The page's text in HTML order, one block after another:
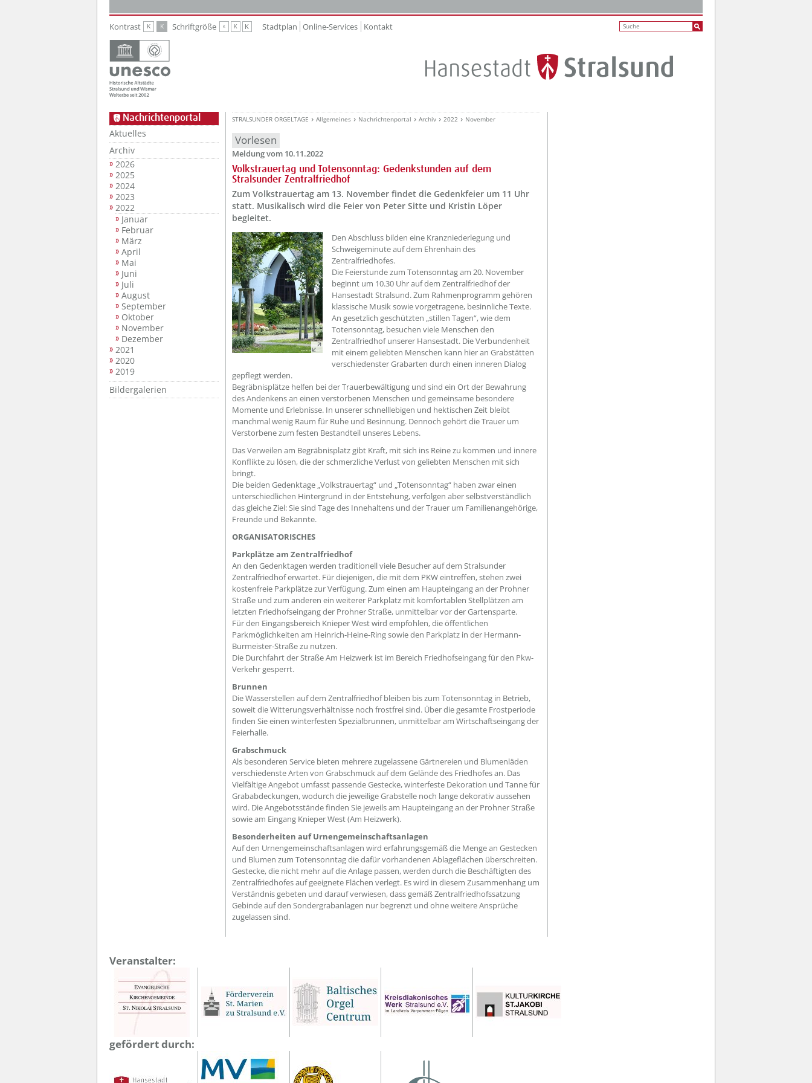
Kontrast K K Schriftgröße K K K Stadtplan Online-Services Kontakt
Nachrichtenportal
Aktuelles
Archiv
2026
2025
2024
2023
2022
Januar
Februar
März
April
Mai
Juni
Juli
August
September
Oktober
November
Dezember
2021
2020
2019
Bildergalerien
STRALSUNDER ORGELTAGE Allgemeines Nachrichtenportal Archiv 2022 November
Vorlesen
Meldung vom 10.11.2022
Volkstrauertag und Totensonntag: Gedenkstunden auf dem
Stralsunder Zentralfriedhof
Zum Volkstrauertag am 13. November findet die Gedenkfeier um 11 Uhr
statt. Musikalisch wird die Feier von Peter Sitte und Kristin Löper
begleitet.
??? absaetzeOben[1]/titel ???
Den Abschluss bilden eine Kranzniederlegung und
Schweigeminute auf dem Ehrenhain des
Zentralfriedhofes.
Die Feierstunde zum Totensonntag am 20. November
beginnt um 10.30 Uhr auf dem Zentralfriedhof der
Hansestadt Stralsund. Zum Rahmenprogramm gehören
klassische Musik sowie vorgetragene, besinnliche Texte.
An gesetzlich geschützten „stillen Tagen“, wie dem
Totensonntag, besuchen viele Menschen den
Zentralfriedhof unserer Hansestadt. Die Verbundenheit
mit einem geliebten Menschen kann hier an Grabstätten
verschiedenster Grabarten durch einen inneren Dialog
gepflegt werden.
Begräbnisplätze helfen bei der Trauerbewältigung und sind ein Ort der Bewahrung
des Andenkens an einen verstorbenen Menschen und gemeinsame besondere
Momente und Erlebnisse. In unserer schnelllebigen und hektischen Zeit bleibt
manchmal wenig Raum für Ruhe und Besinnung. Dennoch gehört die Trauer um
Verstorbene zum festen Bestandteil unseres Lebens.
Das Verweilen am Begräbnisplatz gibt Kraft, mit sich ins Reine zu kommen und innere
Konflikte zu lösen, die der schmerzliche Verlust von geliebten Menschen mit sich
bringt.
Die beiden Gedenktage „Volkstrauertag“ und „Totensonntag“ haben zwar einen
unterschiedlichen Hintergrund in der Entstehung, verfolgen aber selbstverständlich
das gleiche Ziel: Sie sind Tage des Innehaltens und der Trauer um Familienangehörige,
Freunde und Bekannte.
ORGANISATORISCHES
Parkplätze am Zentralfriedhof
An den Gedenktagen werden traditionell viele Besucher auf dem Stralsunder
Zentralfriedhof erwartet. Für diejenigen, die mit dem PKW eintreffen, stehen zwei
kostenfreie Parkplätze zur Verfügung. Zum einen am Haupteingang an der Prohner
Straße und zum anderen ein weiterer Parkplatz mit komfortablen Stellplätzen am
letzten Friedhofseingang der Prohner Straße, unmittelbar vor der Gartensparte.
Für den Eingangsbereich Knieper West wird empfohlen, die öffentlichen
Parkmöglichkeiten am Heinrich-Heine-Ring sowie den Parkplatz in der Hermann-
Burmeister-Straße zu nutzen.
Die Durchfahrt der Straße Am Heizwerk ist im Bereich Friedhofseingang für den Pkw-
Verkehr gesperrt.
Brunnen
Die Wasserstellen auf dem Zentralfriedhof bleiben bis zum Totensonntag in Betrieb,
soweit die Witterungsverhältnisse noch frostfrei sind. Über die gesamte Frostperiode
finden Sie einen winterfesten Spezialbrunnen, unmittelbar am Wirtschaftseingang der
Feierhalle.
Grabschmuck
Als besonderen Service bieten mehrere zugelassene Gärtnereien und Blumenläden
verschiedenste Arten von Grabschmuck auf dem Gelände des Friedhofes an. Das
Vielfältige Angebot umfasst passende Gestecke, winterfeste Dekoration und Tanne für
Grababdeckungen, wodurch die jeweilige Grabstelle noch lange dekorativ aussehen
wird. Die Angebotsstände finden Sie jeweils am Haupteingang an der Prohner Straße
sowie am Eingang Knieper West (Am Heizwerk).
Besonderheiten auf Urnengemeinschaftsanlagen
Auf den Urnengemeinschaftsanlagen wird erfahrungsgemäß die Menge an Gestecken
und Blumen zum Totensonntag die dafür vorhandenen Ablageflächen überschreiten.
Gestecke, die nicht mehr auf die Anlage passen, werden durch die Beschäftigten des
Zentralfriedhofes auf geeignete Flächen verlegt. Es wird in diesem Zusammenhang um
Verständnis gebeten und darauf verwiesen, dass gemäß Zentralfriedhofssatzung
Gebinde auf den Sondergrabanlagen nur begrenzt und ohne weitere Ansprüche
zugelassen sind.
Veranstalter:
gefördert durch: